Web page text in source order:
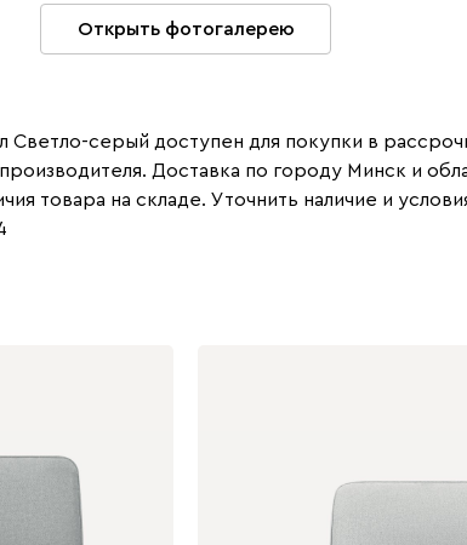
Открыть фотогалерею
серый доступен для покупки в
Доставка по городу Минск и
товара на складе. Уточнить наличие и